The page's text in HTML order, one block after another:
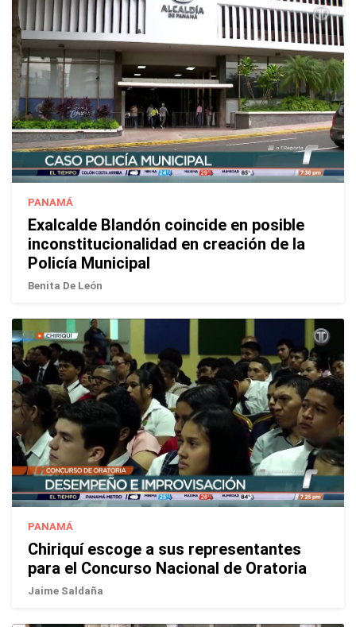
PANAMÁ
Exalcalde Blandón coincide en posible
inconstitucionalidad en creación de la
Policía Municipal
Benita De León
PANAMÁ
Chiriquí escoge a sus representantes
para el Concurso Nacional de Oratoria
Jaime Saldaña